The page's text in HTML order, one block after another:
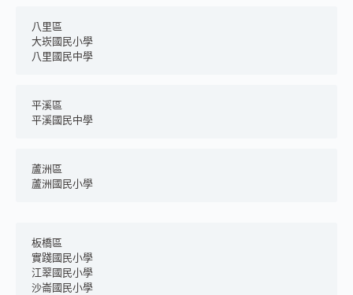
大崁國民小學
八里國民中學
平溪國民中學
蘆洲區
蘆洲國民小學
板橋區
實踐國民小學
江翠國民小學
沙崙國民小學